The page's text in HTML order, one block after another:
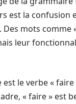
est la confusion
mots comme
leur
est le verbe «
« faire » est